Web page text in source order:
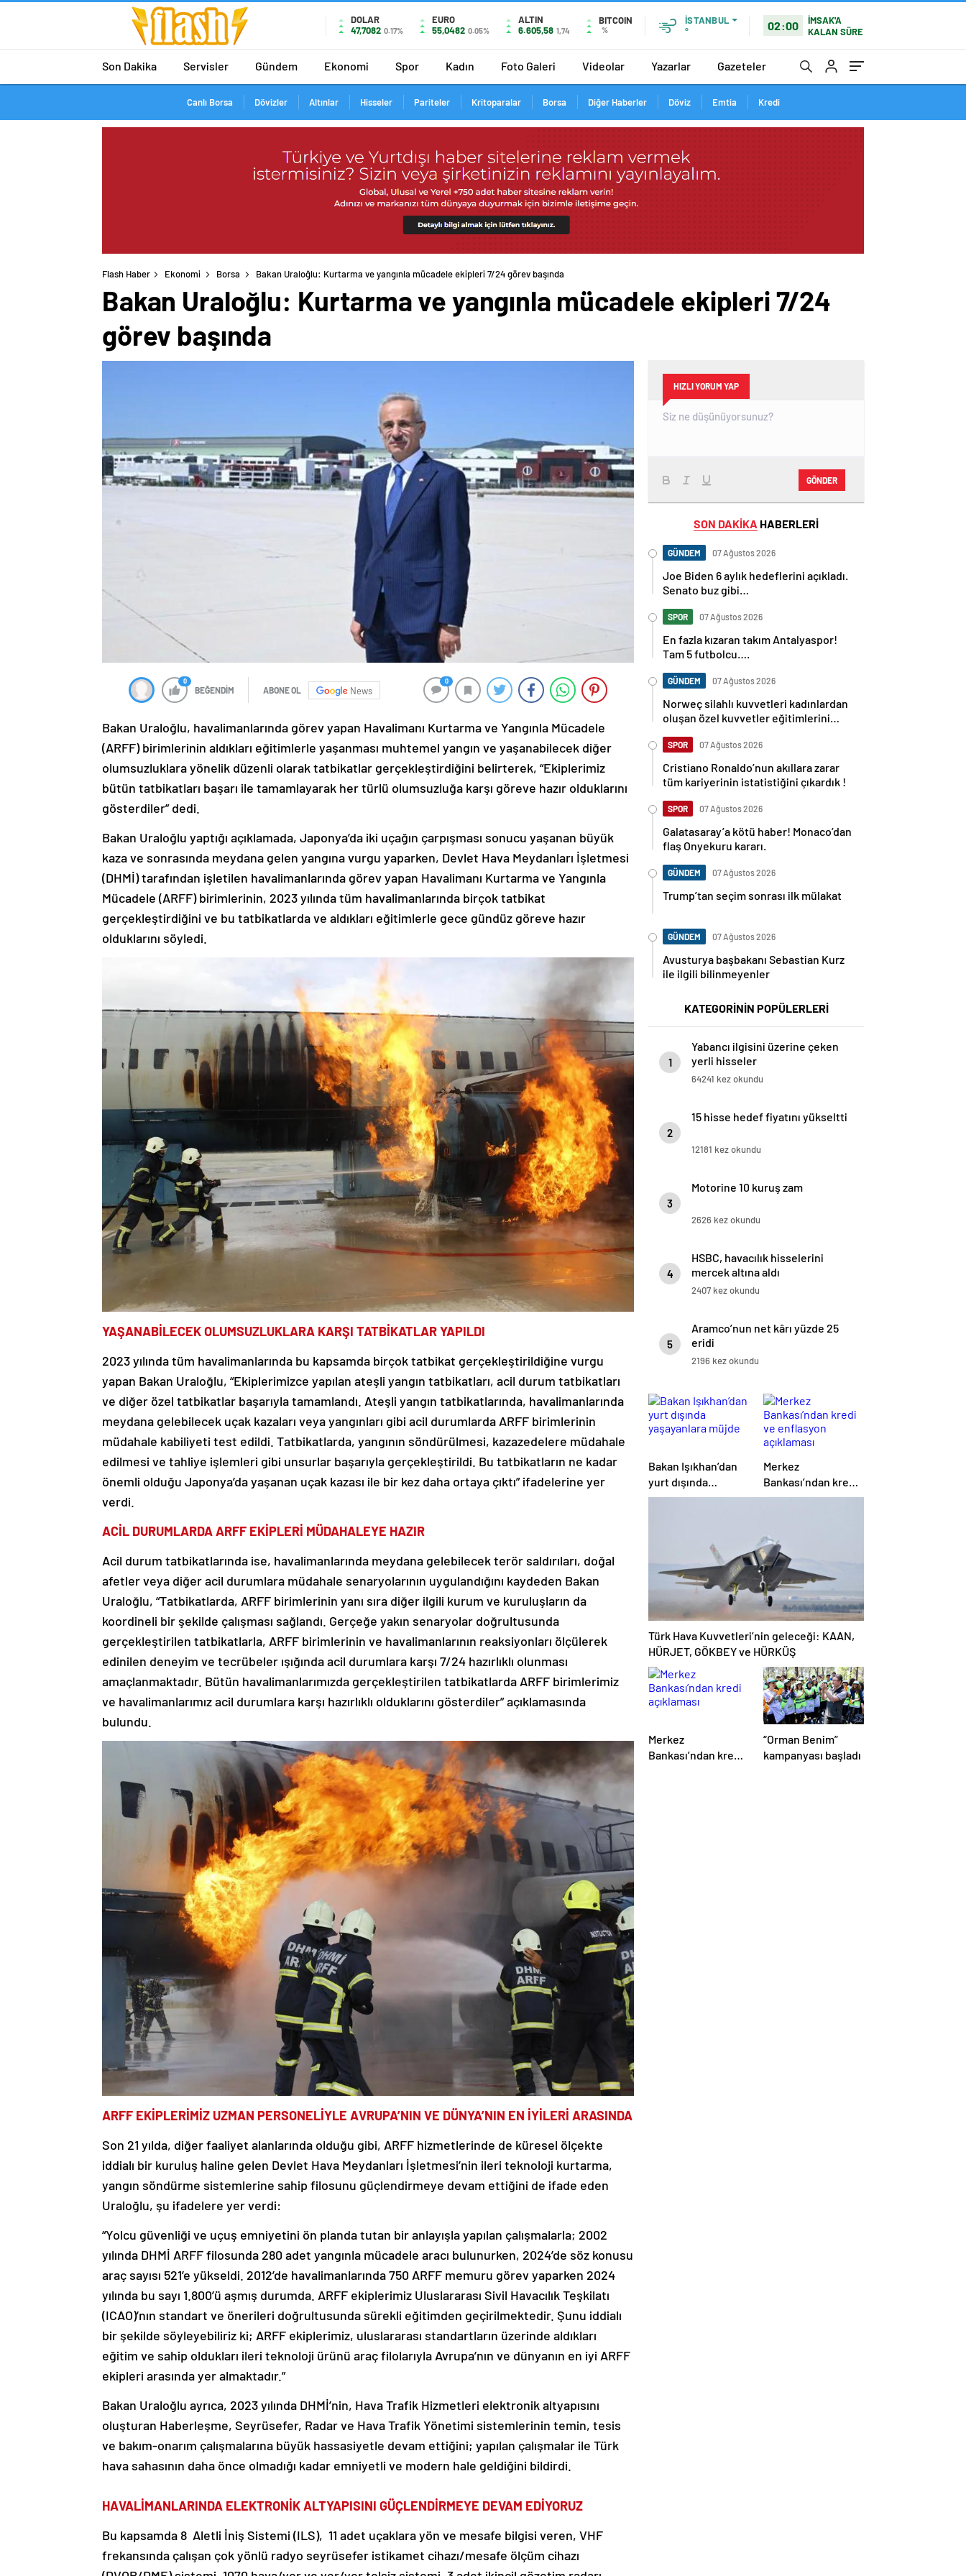
DOLAR
47,7082 0.17%
EURO
55,0482 0.05%
ALTIN
6.605,58 1,74
BITCOIN
%
İSTANBUL
°
02:00
İMSAK'A
KALAN SÜRE
Son Dakika Servisler Gündem Ekonomi Spor Kadın Foto Galeri Videolar Yazarlar Gazeteler
Canlı Borsa Dövizler Altınlar Hisseler Pariteler Kritoparalar Borsa Diğer Haberler Döviz Emtia Kredi
Flash Haber Ekonomi Borsa Bakan Uraloğlu: Kurtarma ve yangınla mücadele ekipleri 7/24 görev başında
Bakan Uraloğlu: Kurtarma ve yangınla mücadele ekipleri 7/24
görev başında
0
BEĞENDİM ABONE OL News
0
Bakan Uraloğlu, havalimanlarında görev yapan Havalimanı Kurtarma ve Yangınla Mücadele
(ARFF) birimlerinin aldıkları eğitimlerle yaşanması muhtemel yangın ve yaşanabilecek diğer
olumsuzluklara yönelik düzenli olarak tatbikatlar gerçekleştirdiğini belirterek, “Ekiplerimiz
bütün tatbikatları başarı ile tamamlayarak her türlü olumsuzluğa karşı göreve hazır olduklarını
gösterdiler” dedi.
Bakan Uraloğlu yaptığı açıklamada, Japonya’da iki uçağın çarpışması sonucu yaşanan büyük
kaza ve sonrasında meydana gelen yangına vurgu yaparken, Devlet Hava Meydanları İşletmesi
(DHMİ) tarafından işletilen havalimanlarında görev yapan Havalimanı Kurtarma ve Yangınla
Mücadele (ARFF) birimlerinin, 2023 yılında tüm havalimanlarında birçok tatbikat
gerçekleştirdiğini ve bu tatbikatlarda ve aldıkları eğitimlerle gece gündüz göreve hazır
olduklarını söyledi.
YAŞANABİLECEK OLUMSUZLUKLARA KARŞI TATBİKATLAR YAPILDI
2023 yılında tüm havalimanlarında bu kapsamda birçok tatbikat gerçekleştirildiğine vurgu
yapan Bakan Uraloğlu, “Ekiplerimizce yapılan ateşli yangın tatbikatları, acil durum tatbikatları
ve diğer özel tatbikatlar başarıyla tamamlandı. Ateşli yangın tatbikatlarında, havalimanlarında
meydana gelebilecek uçak kazaları veya yangınları gibi acil durumlarda ARFF birimlerinin
müdahale kabiliyeti test edildi. Tatbikatlarda, yangının söndürülmesi, kazazedelere müdahale
edilmesi ve tahliye işlemleri gibi unsurlar başarıyla gerçekleştirildi. Bu tatbikatların ne kadar
önemli olduğu Japonya’da yaşanan uçak kazası ile bir kez daha ortaya çıktı” ifadelerine yer
verdi.
ACİL DURUMLARDA ARFF EKİPLERİ MÜDAHALEYE HAZIR
Acil durum tatbikatlarında ise, havalimanlarında meydana gelebilecek terör saldırıları, doğal
afetler veya diğer acil durumlara müdahale senaryolarının uygulandığını kaydeden Bakan
Uraloğlu, “Tatbikatlarda, ARFF birimlerinin yanı sıra diğer ilgili kurum ve kuruluşların da
koordineli bir şekilde çalışması sağlandı. Gerçeğe yakın senaryolar doğrultusunda
gerçekleştirilen tatbikatlarla, ARFF birimlerinin ve havalimanlarının reaksiyonları ölçülerek
edinilen deneyim ve tecrübeler ışığında acil durumlara karşı 7/24 hazırlıklı olunması
amaçlanmaktadır. Bütün havalimanlarımızda gerçekleştirilen tatbikatlarda ARFF birimlerimiz
ve havalimanlarımız acil durumlara karşı hazırlıklı olduklarını gösterdiler” açıklamasında
bulundu.
ARFF EKİPLERİMİZ UZMAN PERSONELİYLE AVRUPA’NIN VE DÜNYA’NIN EN İYİLERİ ARASINDA
Son 21 yılda, diğer faaliyet alanlarında olduğu gibi, ARFF hizmetlerinde de küresel ölçekte
iddialı bir kuruluş haline gelen Devlet Hava Meydanları İşletmesi’nin ileri teknoloji kurtarma,
yangın söndürme sistemlerine sahip filosunu güçlendirmeye devam ettiğini de ifade eden
Uraloğlu, şu ifadelere yer verdi:
“Yolcu güvenliği ve uçuş emniyetini ön planda tutan bir anlayışla yapılan çalışmalarla; 2002
yılında DHMİ ARFF filosunda 280 adet yangınla mücadele aracı bulunurken, 2024’de söz konusu
araç sayısı 521’e yükseldi. 2012’de havalimanlarında 750 ARFF memuru görev yaparken 2024
yılında bu sayı 1.800’ü aşmış durumda. ARFF ekiplerimiz Uluslararası Sivil Havacılık Teşkilatı
(ICAO)’nın standart ve önerileri doğrultusunda sürekli eğitimden geçirilmektedir. Şunu iddialı
bir şekilde söyleyebiliriz ki; ARFF ekiplerimiz, uluslararası standartların üzerinde aldıkları
eğitim ve sahip oldukları ileri teknoloji ürünü araç filolarıyla Avrupa’nın ve dünyanın en iyi ARFF
ekipleri arasında yer almaktadır.”
Bakan Uraloğlu ayrıca, 2023 yılında DHMİ’nin, Hava Trafik Hizmetleri elektronik altyapısını
oluşturan Haberleşme, Seyrüsefer, Radar ve Hava Trafik Yönetimi sistemlerinin temin, tesis
ve bakım-onarım çalışmalarına büyük hassasiyetle devam ettiğini; yapılan çalışmalar ile Türk
hava sahasının daha önce olmadığı kadar emniyetli ve modern hale geldiğini bildirdi.
HAVALİMANLARINDA ELEKTRONİK ALTYAPISINI GÜÇLENDİRMEYE DEVAM EDİYORUZ
Bu kapsamda 8 Aletli İniş Sistemi (ILS), 11 adet uçaklara yön ve mesafe bilgisi veren, VHF
frekansında çalışan çok yönlü radyo seyrüsefer istikamet cihazı/mesafe ölçüm cihazı
HIZLI YORUM YAP
GÖNDER
SON DAKİKA HABERLERİ
GÜNDEM 07 Ağustos 2026
Joe Biden 6 aylık hedeflerini açıkladı.
Senato buz gibi…
SPOR 07 Ağustos 2026
En fazla kızaran takım Antalyaspor!
Tam 5 futbolcu….
GÜNDEM 07 Ağustos 2026
Norweç silahlı kuvvetleri kadınlardan
oluşan özel kuvvetler eğitimlerini
SPOR 07 Ağustos 2026
Cristiano Ronaldo’nun akıllara zarar
tüm kariyerinin istatistiğini çıkardık !
SPOR 07 Ağustos 2026
Galatasaray’a kötü haber! Monaco’dan
flaş Onyekuru kararı.
GÜNDEM 07 Ağustos 2026
Trump’tan seçim sonrası ilk mülakat
GÜNDEM 07 Ağustos 2026
Avusturya başbakanı Sebastian Kurz
ile ilgili bilinmeyenler
KATEGORİNİN POPÜLERLERİ
1
Yabancı ilgisini üzerine çeken
yerli hisseler
64241 kez okundu
2
15 hisse hedef fiyatını yükseltti
12181 kez okundu
3
Motorine 10 kuruş zam
2626 kez okundu
4
HSBC, havacılık hisselerini
mercek altına aldı
2407 kez okundu
5
Aramco’nun net kârı yüzde 25
eridi
2196 kez okundu
Bakan Işıkhan’dan
yurt dışında
yaşayanlara müjde
Merkez
Bankası’ndan kredi
ve enflasyon
Türk Hava Kuvvetleri’nin geleceği: KAAN,
HÜRJET, GÖKBEY ve HÜRKÜŞ
Merkez
Bankası’ndan kredi
“Orman Benim”
kampanyası başladı